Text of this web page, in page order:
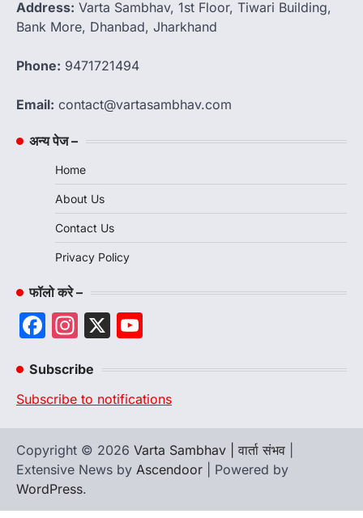
Address: Varta Sambhav, 1st Floor, Tiwari Building,
Bank More, Dhanbad, Jharkhand
Phone: 9471721494
Email: contact@vartasambhav.com
अन्य पेज –
Home
About Us
Contact Us
Privacy Policy
फॉलो करे –
Facebook
Instagram
X
Subscribe
Subscribe to notifications
Copyright © 2026 Varta Sambhav | वार्ता संभव
Extensive News by Ascendoor | Powered by
WordPress.